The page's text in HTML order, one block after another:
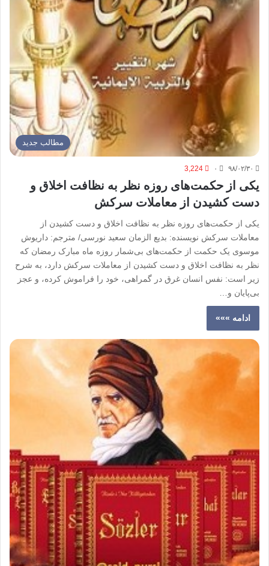
مطالب جدید
۹۸/۰۲/۳۰ ۰ 3,224
یکی از حکمت‌های روزه نظر به نظافت اخلاق و
دست کشیدن از معاملات سرکش
یکی از حکمت‌های روزه نظر به نظافت اخلاق و دست کشیدن از
معاملات سرکش نویسنده: بدیع الزمان سعید نورسی/ مترجم: داریوش
موسوی یک حکمت از حکمت‌های بی‌شمار روزه ماه مبارک رمضان که
نظر به نظافت اخلاق و دست کشیدن از معاملات سرکش دارد، به شرح
زیر است: نفس انسان غرق در گمراهی، خود را فراموش کرده، و عجز
بی‌پایان و…
ادامه »»»